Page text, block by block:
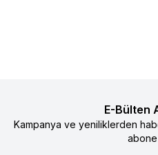
E-Bülten
Kampanya ve yeniliklerden